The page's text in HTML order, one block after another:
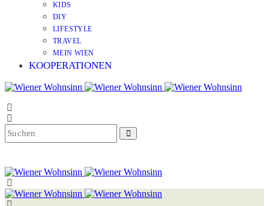
KIDS
DIY
LIFESTYLE
TRAVEL
MEIN WIEN
KOOPERATIONEN